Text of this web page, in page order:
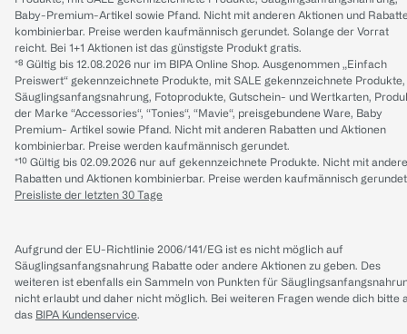
Baby-Premium-Artikel sowie Pfand. Nicht mit anderen Aktionen und
kombinierbar. Preise werden kaufmännisch gerundet. Solange der Vorrat
reicht. Bei 1+1 Aktionen ist das günstigste Produkt gratis.
*⁸ Gültig bis 12.08.2026 nur im BIPA Online Shop. Ausgenommen „Einfach
Preiswert“ gekennzeichnete Produkte, mit SALE gekennzeichnete Produkte,
Säuglingsanfangsnahrung, Fotoprodukte, Gutschein- und Wertkarten,
der Marke “Accessories“, “Tonies“, “Mavie“, preisgebundene Ware, Baby
Premium- Artikel sowie Pfand. Nicht mit anderen Rabatten und Aktionen
kombinierbar. Preise werden kaufmännisch gerundet.
*¹⁰ Gültig bis 02.09.2026 nur auf gekennzeichnete Produkte. Nicht mit
Rabatten und Aktionen kombinierbar. Preise werden kaufmännisch
Preisliste der letzten 30 Tage
Aufgrund der EU-Richtlinie 2006/141/EG ist es nicht möglich auf
Säuglingsanfangsnahrung Rabatte oder andere Aktionen zu geben. Des
weiteren ist ebenfalls ein Sammeln von Punkten für
nicht erlaubt und daher nicht möglich. Bei weiteren Fragen wende dich bitte
das BIPA Kundenservice.